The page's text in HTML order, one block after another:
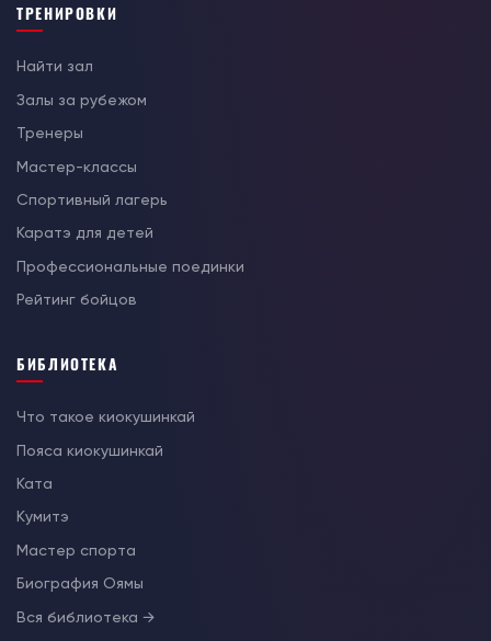
ТРЕНИРОВКИ
Найти зал
Залы за рубежом
Тренеры
Мастер-классы
Спортивный лагерь
Каратэ для детей
Профессиональные поединки
Рейтинг бойцов
БИБЛИОТЕКА
Что такое киокушинкай
Пояса киокушинкай
Ката
Кумитэ
Мастер спорта
Биография Оямы
Вся библиотека →